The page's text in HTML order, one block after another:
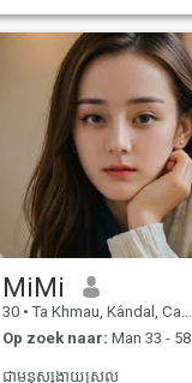
MiMi
30 • Ta Khmau, Kândal, Cambodja
Op zoek naar: Man 33 - 58
ជាមនុស្សងាយស្រួល